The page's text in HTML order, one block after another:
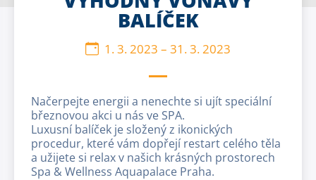
BALÍČEK
1. 3. 2023 – 31. 3. 2023
Načerpejte energii a nenechte si ujít speciální
březnovou akci u nás ve SPA.
Luxusní balíček je složený z ikonických
procedur, které vám dopřejí restart celého těla
a užijete si relax v našich krásných prostorech
Spa & Wellness Aquapalace Praha.